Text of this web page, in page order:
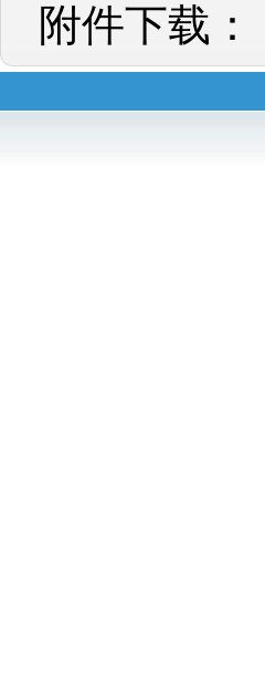
附件下载：